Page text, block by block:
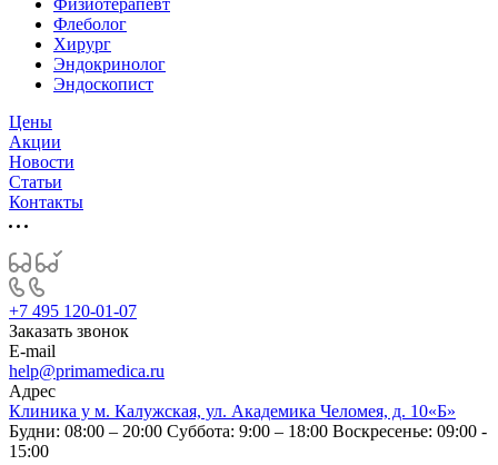
Физиотерапевт
Флеболог
Хирург
Эндокринолог
Эндоскопист
Цены
Акции
Новости
Статьи
Контакты
+7 495 120-01-07
Заказать звонок
E-mail
help@primamedica.ru
Адрес
Клиника у м. Калужская, ул. Академика Челомея, д. 10«Б»
Будни: 08:00 – 20:00 Суббота: 9:00 – 18:00 Воскресенье: 09:00 -
15:00